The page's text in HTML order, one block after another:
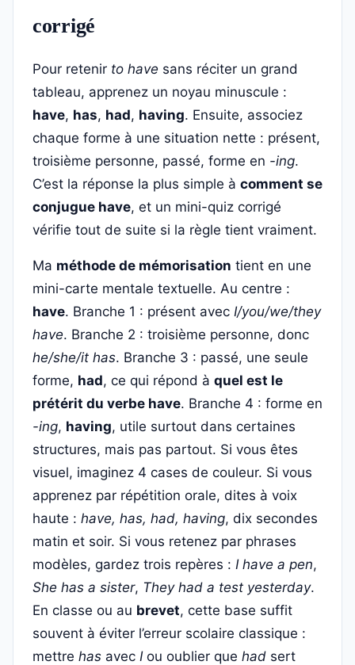
corrigé
Pour retenir to have sans réciter un grand
tableau, apprenez un noyau minuscule :
have, has, had, having. Ensuite, associez
chaque forme à une situation nette : présent,
troisième personne, passé, forme en -ing.
C’est la réponse la plus simple à comment se
conjugue have, et un mini-quiz corrigé
vérifie tout de suite si la règle tient vraiment.
Ma méthode de mémorisation tient en une
mini-carte mentale textuelle. Au centre :
have. Branche 1 : présent avec I/you/we/they
have. Branche 2 : troisième personne, donc
he/she/it has. Branche 3 : passé, une seule
forme, had, ce qui répond à quel est le
prétérit du verbe have. Branche 4 : forme en
-ing, having, utile surtout dans certaines
structures, mais pas partout. Si vous êtes
visuel, imaginez 4 cases de couleur. Si vous
apprenez par répétition orale, dites à voix
haute : have, has, had, having, dix secondes
matin et soir. Si vous retenez par phrases
modèles, gardez trois repères : I have a pen,
She has a sister, They had a test yesterday.
En classe ou au brevet, cette base suffit
souvent à éviter l’erreur scolaire classique :
mettre has avec Iou oublier que had sert